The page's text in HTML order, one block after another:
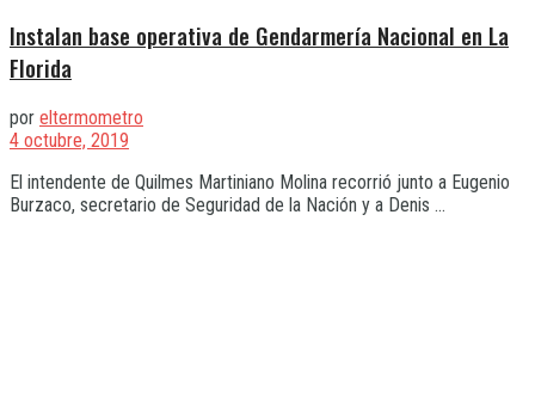
Instalan base operativa de Gendarmería Nacional en La
Florida
por eltermometro
4 octubre, 2019
El intendente de Quilmes Martiniano Molina recorrió junto a Eugenio
Burzaco, secretario de Seguridad de la Nación y a Denis ...